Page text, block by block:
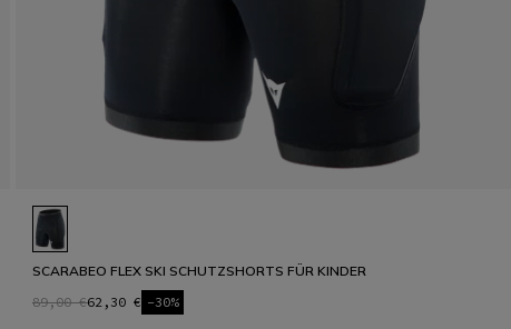
SCARABEO FLEX SKI SCHUTZSHORTS FÜR KINDER
89,00 €62,30 € -30%